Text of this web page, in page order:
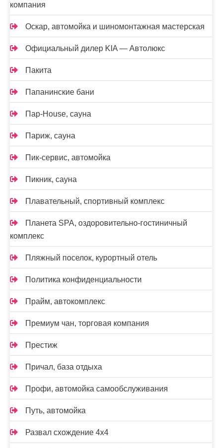
компания
Оскар, автомойка и шиномонтажная мастерская
Официальный дилер KIA — Автолюкс
Пакита
Папанинские бани
Пар-House, сауна
Париж, сауна
Пик-сервис, автомойка
Пикник, сауна
Плавательный, спортивный комплекс
Планета SPA, оздоровительно-гостиничный
комплекс
Пляжный поселок, курортный отель
Политика конфиденциальности
Прайм, автокомплекс
Премиум чан, торговая компания
Престиж
Причал, база отдыха
Профи, автомойка самообслуживания
Путь, автомойка
Развал схождение 4х4